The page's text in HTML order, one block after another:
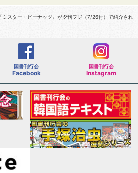
『ミスター・ピーナッツ』が夕刊フジ（7/26付）で紹介され
国書刊行会
Facebook
国書刊行会
Instagram